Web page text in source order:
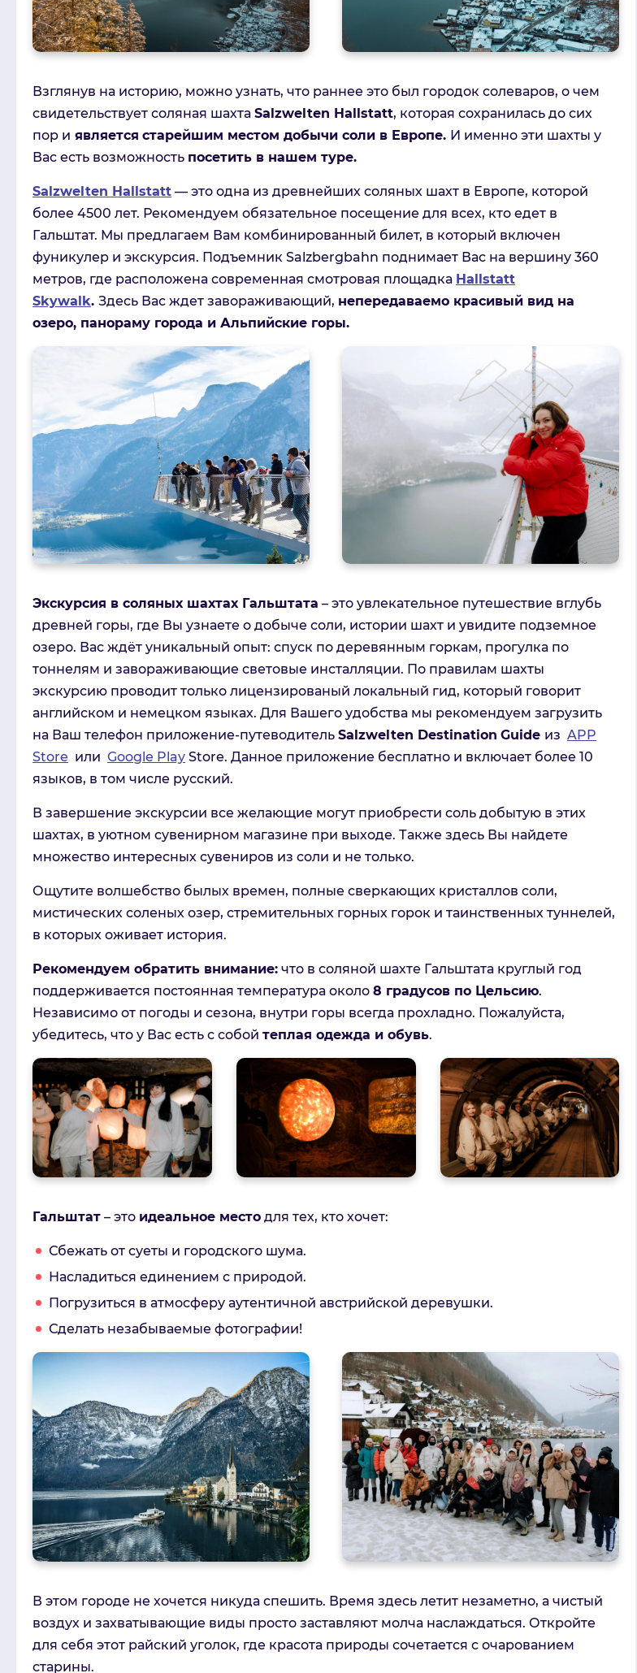
Взглянув на историю, можно узнать, что раннее это был городок солеваров, о чем
свидетельствует соляная шахта Salzwelten Hallstatt, которая сохранилась до сих
пор и является старейшим местом добычи соли в Европе. И именно эти шахты у
Вас есть возможность посетить в нашем туре.
Salzwelten Hallstatt — это одна из древнейших соляных шахт в Европе, которой
более 4500 лет. Рекомендуем обязательное посещение для всех, кто едет в
Гальштат. Мы предлагаем Вам комбинированный билет, в который включен
фуникулер и экскурсия. Подъемник Salzbergbahn поднимает Вас на вершину 360
метров, где расположена современная смотровая площадка Hallstatt
Skywalk. Здесь Вас ждет завораживающий, непередаваемо красивый вид на
озеро, панораму города и Альпийские горы.
Экскурсия в соляных шахтах Гальштата – это увлекательное путешествие вглубь
древней горы, где Вы узнаете о добыче соли, истории шахт и увидите подземное
озеро. Вас ждёт уникальный опыт: спуск по деревянным горкам, прогулка по
тоннелям и завораживающие световые инсталляции. По правилам шахты
экскурсию проводит только лицензированый локальный гид, который говорит
английском и немецком языках. Для Вашего удобства мы рекомендуем загрузить
на Ваш телефон приложение-путеводитель Salzwelten Destination Guide из APP
Store или Google Play Store. Данное приложение бесплатно и включает более 10
языков, в том числе русский.
В завершение экскурсии все желающие могут приобрести соль добытую в этих
шахтах, в уютном сувенирном магазине при выходе. Также здесь Вы найдете
множество интересных сувениров из соли и не только.
Ощутите волшебство былых времен, полные сверкающих кристаллов соли,
мистических соленых озер, стремительных горных горок и таинственных туннелей,
в которых оживает история.
Рекомендуем обратить внимание: что в соляной шахте Гальштата круглый год
поддерживается постоянная температура около 8 градусов по Цельсию.
Независимо от погоды и сезона, внутри горы всегда прохладно. Пожалуйста,
убедитесь, что у Вас есть с собой теплая одежда и обувь.
Гальштат – это идеальное место для тех, кто хочет:
Сбежать от суеты и городского шума.
Насладиться единением с природой.
Погрузиться в атмосферу аутентичной австрийской деревушки.
Сделать незабываемые фотографии!
В этом городе не хочется никуда спешить. Время здесь летит незаметно, а чистый
воздух и захватывающие виды просто заставляют молча наслаждаться. Откройте
для себя этот райский уголок, где красота природы сочетается с очарованием
старины.